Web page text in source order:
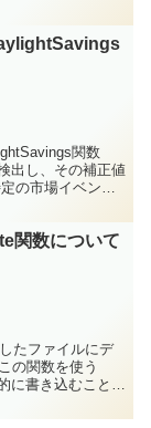
関数
出し、その補正値
の市場イベント
関数について
たファイルにデ
の関数を使う
に書き込むことが